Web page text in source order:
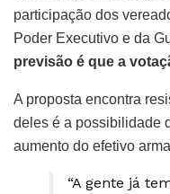
participação dos
Poder Executivo e da
previsão é que a
A proposta encontra
deles é a possibilidade
aumento do efetivo
“A gente já